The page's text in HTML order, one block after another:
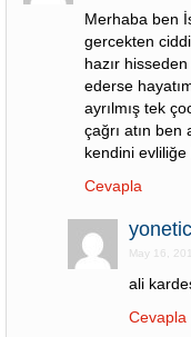
Merhaba ben
gercekten
hazır
ederse
ayrılmış tek
çağrı atın
kendini evliliğe
Cevapla
May 16,
ali
Cevapla